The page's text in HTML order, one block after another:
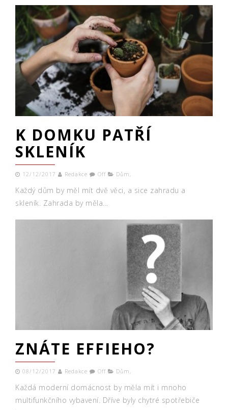
K DOMKU PATŘÍ
SKLENÍK
12/12/2017 Redakce Off Dům
Každý dům by měl mít dvě věci, a sice zahradu a
skleník. Zahrada by měla...
ZNÁTE EFFIEHO?
08/12/2017 Redakce Off Dům ,
Každá moderní domácnost by měla mít i mnoho
multifunkčního vybavení. Dříve byly chytré spotřebiče